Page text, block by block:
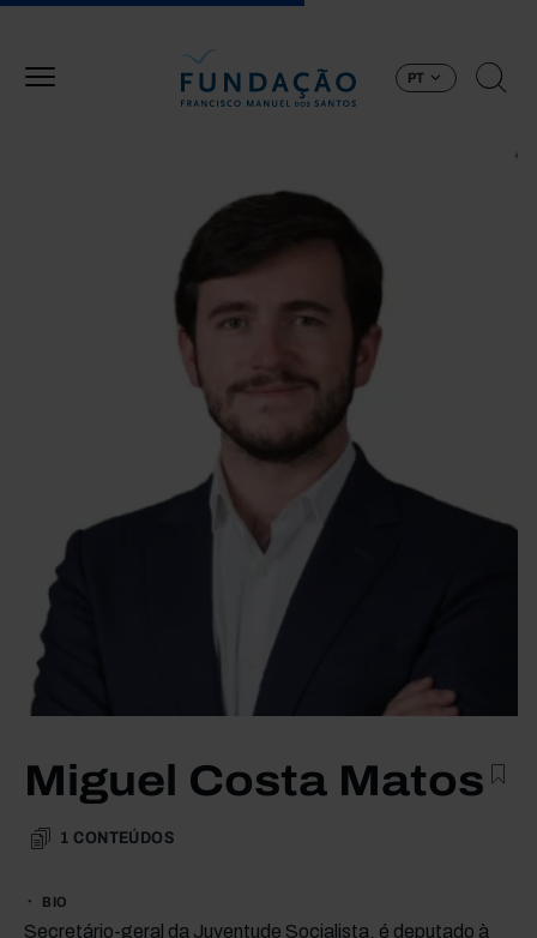
PT
Miguel Costa Matos
1 CONTEÚDOS
BIO
Secretário-geral da Juventude Socialista, é deputado à